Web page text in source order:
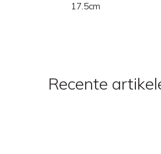
17.5cm
Recente